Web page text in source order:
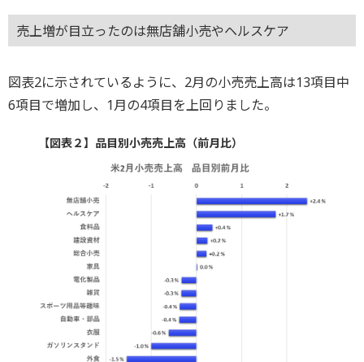
売上増が目立ったのは無店舗小売やヘルスケア
図表2に示されているように、2月の小売売上高は13項目中
6項目で増加し、1月の4項目を上回りました。
【図表２】品目別小売売上高（前月比）